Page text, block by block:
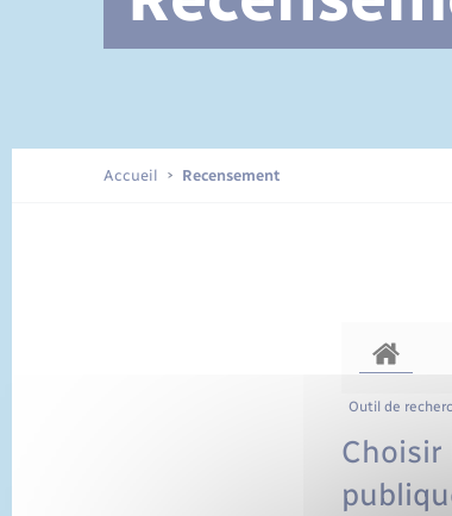
Documents d’identité
Accueil Recensement
Outil de
Choisir